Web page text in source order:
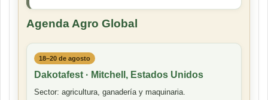
Agenda Agro Global
18–20 de agosto
Dakotafest · Mitchell, Estados Unidos
Sector: agricultura, ganadería y maquinaria.